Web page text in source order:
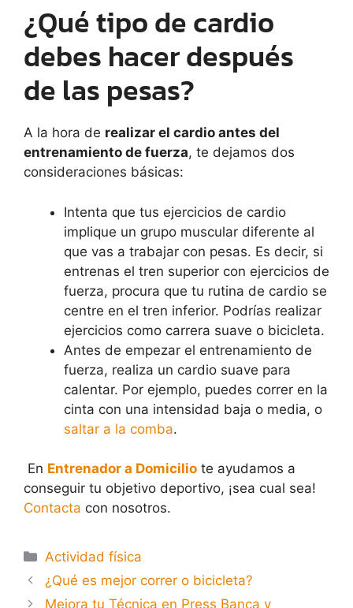
¿Qué tipo de cardio
debes hacer después
de las pesas?
A la hora de realizar el cardio antes del
entrenamiento de fuerza, te dejamos dos
consideraciones básicas:
Intenta que tus ejercicios de cardio
implique un grupo muscular diferente al
que vas a trabajar con pesas. Es decir, si
entrenas el tren superior con ejercicios de
fuerza, procura que tu rutina de cardio se
centre en el tren inferior. Podrías realizar
ejercicios como carrera suave o bicicleta.
Antes de empezar el entrenamiento de
fuerza, realiza un cardio suave para
calentar. Por ejemplo, puedes correr en la
cinta con una intensidad baja o media, o
saltar a la comba.
En Entrenador a Domicilio te ayudamos a
conseguir tu objetivo deportivo, ¡sea cual sea!
Contacta con nosotros.
Actividad física
¿Qué es mejor correr o bicicleta?
Mejora tu Técnica en Press Banca y